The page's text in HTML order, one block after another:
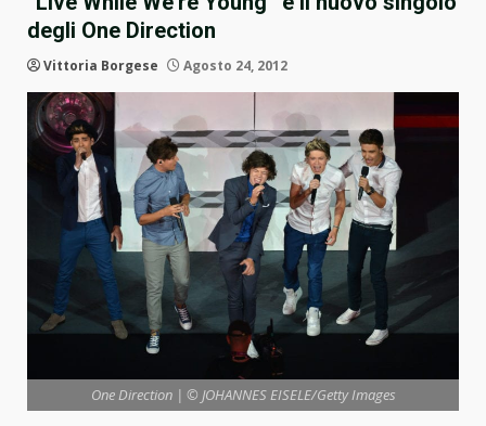
degli One Direction
Vittoria Borgese Agosto 24, 2012
One Direction | © JOHANNES EISELE/Getty Images